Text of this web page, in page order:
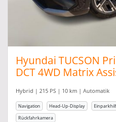
Hyundai TUCSON
DCT 4WD Matrix
Hybrid | 215 PS | 10 km | Automatik
Navigation Head-Up-Display
Rückfahrkamera